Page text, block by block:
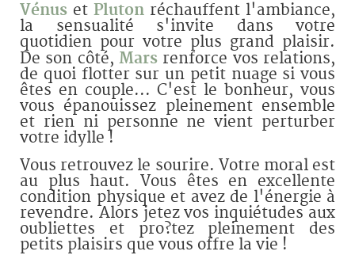
Vénus et Pluton réchauffent l'ambiance,
la sensualité s'invite dans votre
quotidien pour votre plus grand plaisir.
De son côté, Mars renforce vos relations,
de quoi flotter sur un petit nuage si vous
êtes en couple... C'est le bonheur, vous
vous épanouissez pleinement ensemble
et rien ni personne ne vient perturber
votre idylle !
Vous retrouvez le sourire. Votre moral est
au plus haut. Vous êtes en excellente
condition physique et avez de l'énergie à
revendre. Alors jetez vos inquiétudes aux
oubliettes et pro?tez pleinement des
petits plaisirs que vous offre la vie !